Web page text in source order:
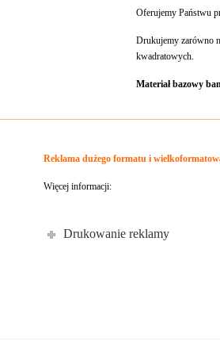
Oferujemy Państwu
Drukujemy zarówno
kwadratowych.
Materiał bazowy
Reklama dużego formatu i
Więcej informacji:
Drukowanie reklamy